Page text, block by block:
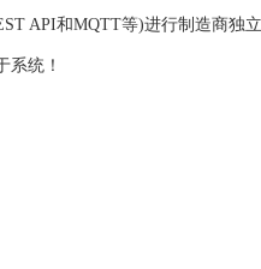
API和MQTT等)进行制造商独
系统！